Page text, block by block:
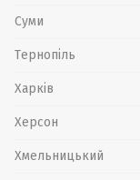
Суми
Тернопіль
Харків
Херсон
Хмельницький